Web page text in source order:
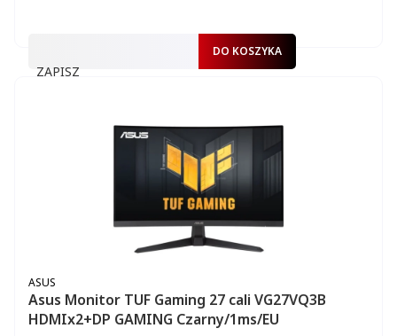
ZAPISZ
DO KOSZYKA
Asus Monitor TUF Gaming 27 cali VG27VQ3B
HDMIx2+DP GAMING Czarny/1ms/EU
PRODUCENT
ASUS